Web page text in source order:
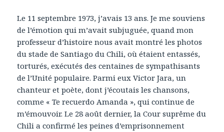
Le 11 septembre 1973, j’avais 13 ans. Je me souviens
de l’émotion qui m’avait subjuguée, quand mon
professeur d’histoire nous avait montré les photos
du stade de Santiago du Chili, où étaient entassés,
torturés, exécutés des centaines de sympathisants
de l’Unité populaire. Parmi eux Victor Jara, un
chanteur et poète, dont j’écoutais les chansons,
comme « Te recuerdo Amanda », qui continue de
m’émouvoir. Le 28 août dernier, la Cour suprême du
Chili a confirmé les peines d’emprisonnement